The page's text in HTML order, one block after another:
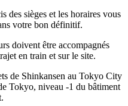
des sièges et les horaires vous
votre bon définitif.
doivent être accompagnés
en train et sur le site.
de Shinkansen au Tokyo City
Tokyo, niveau -1 du bâtiment